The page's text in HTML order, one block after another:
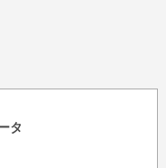
タ